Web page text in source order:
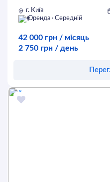
г. Київ
Оренда · Середній
42 000 грн / місяць
2 750 грн / день